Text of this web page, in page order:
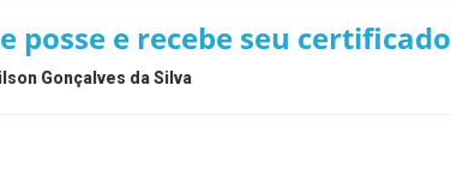
posse e recebe seu certificado
Gonçalves da Silva